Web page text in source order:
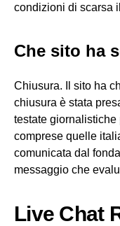
condizioni di scarsa
Che sito ha
Chiusura. Il sito ha
chiusura è stata
testate
comprese quelle
comunicata dal
messaggio che
Live Chat